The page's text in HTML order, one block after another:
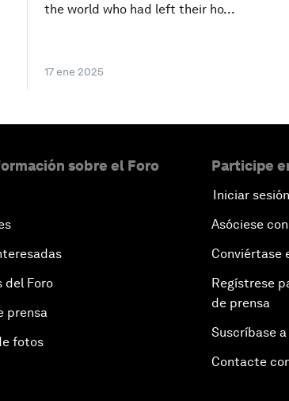
the world who had left their ho...
17 ene 2025
sobre el Foro
del Foro
prensa
fotos
Participe
Iniciar sesión
Asóciese
Conviértase
Regístrese
de prensa
Suscríbase
Contacte